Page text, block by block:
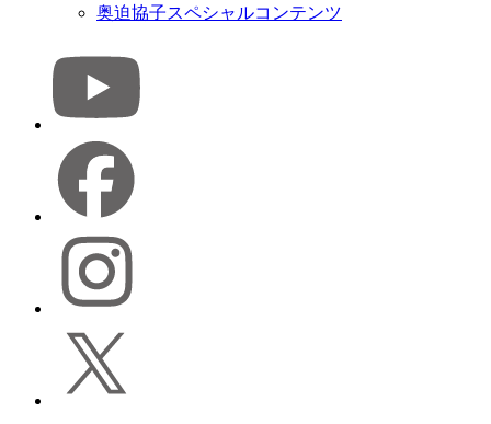
奥迫協子スペシャルコンテンツ